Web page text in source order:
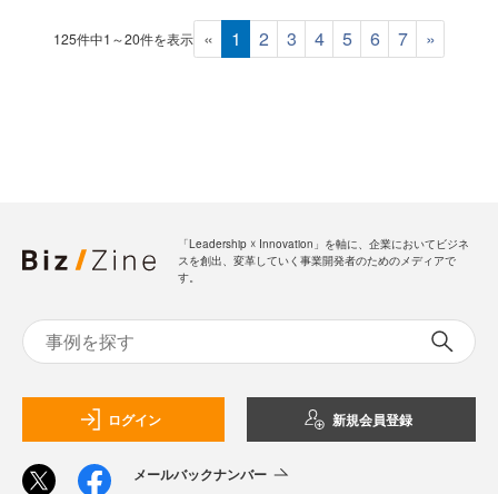
125件中1～20件を表示 « 1 2 3 4 5 6 7 »
「Leadership ☓ Innovation」を軸に、企業においてビジネ
スを創出、変革していく事業開発者のためのメディアで
す。
ログイン 新規会員登録
メールバックナンバー